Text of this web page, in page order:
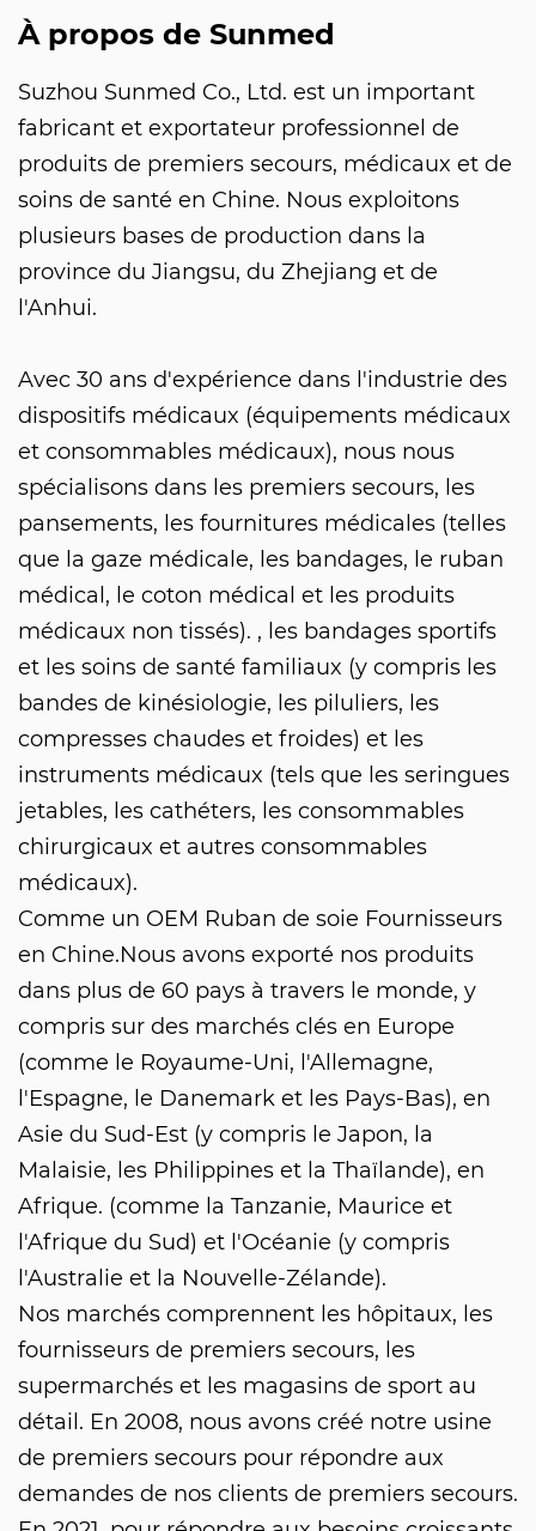
À propos de Sunmed
Suzhou Sunmed Co., Ltd. est un important
fabricant et exportateur professionnel de
produits de premiers secours, médicaux et de
soins de santé en Chine. Nous exploitons
plusieurs bases de production dans la
province du Jiangsu, du Zhejiang et de
l'Anhui.
Avec 30 ans d'expérience dans l'industrie des
dispositifs médicaux (équipements médicaux
et consommables médicaux), nous nous
spécialisons dans les premiers secours, les
pansements, les fournitures médicales (telles
que la gaze médicale, les bandages, le ruban
médical, le coton médical et les produits
médicaux non tissés). , les bandages sportifs
et les soins de santé familiaux (y compris les
bandes de kinésiologie, les piluliers, les
compresses chaudes et froides) et les
instruments médicaux (tels que les seringues
jetables, les cathéters, les consommables
chirurgicaux et autres consommables
médicaux).
Comme un OEM Ruban de soie Fournisseurs
en Chine.Nous avons exporté nos produits
dans plus de 60 pays à travers le monde, y
compris sur des marchés clés en Europe
(comme le Royaume-Uni, l'Allemagne,
l'Espagne, le Danemark et les Pays-Bas), en
Asie du Sud-Est (y compris le Japon, la
Malaisie, les Philippines et la Thaïlande), en
Afrique. (comme la Tanzanie, Maurice et
l'Afrique du Sud) et l'Océanie (y compris
l'Australie et la Nouvelle-Zélande).
Nos marchés comprennent les hôpitaux, les
fournisseurs de premiers secours, les
supermarchés et les magasins de sport au
détail. En 2008, nous avons créé notre usine
de premiers secours pour répondre aux
demandes de nos clients de premiers secours.